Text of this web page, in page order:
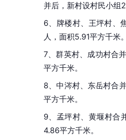
并后，新村设村民小组
6、牌楼村、王坪村、
人，面积5.91平方千米
7、群英村、成功村合
平方千米。
8、中涔村、东岳村合
平方千米。
9、孟坪村、黄堰村合
4.86平方千米。